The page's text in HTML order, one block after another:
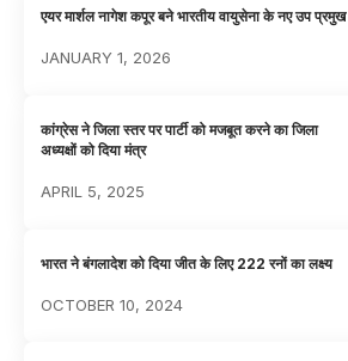
एयर मार्शल नागेश कपूर बने भारतीय वायुसेना के नए उप प्रमुख
JANUARY 1, 2026
कांग्रेस ने जिला स्तर पर पार्टी को मजबूत करने का जिला
अध्यक्षों को दिया मंत्र
APRIL 5, 2025
भारत ने बंगलादेश को दिया जीत के लिए 222 रनों का लक्ष्य
OCTOBER 10, 2024